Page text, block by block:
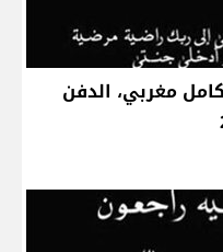
مغربي، الدفن